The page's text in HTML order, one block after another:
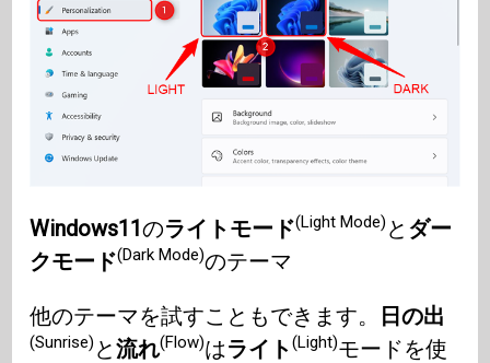
Windows11のライトモード(Light Mode) と ダー
クモード(Dark Mode)のテーマ
他のテーマを試すこともできます。 日の出
(Sunrise) と流れ(Flow)はライト(Light)モードを使